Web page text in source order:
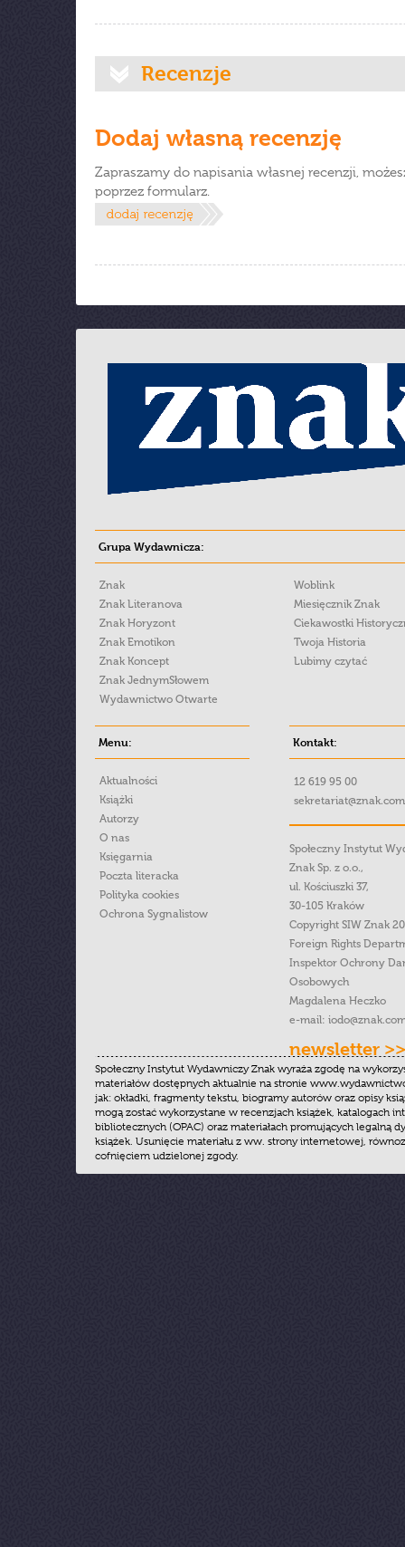
Recenzje
Dodaj własną recenzję
Zapraszamy do napisania własnej recenzji,
poprzez formularz.
Grupa Wydawnicza:
Znak
Znak Literanova
Znak Horyzont
Znak Emotikon
Znak Koncept
Znak JednymSłowem
Wydawnictwo Otwarte
Woblink
Miesięcznik Znak
Ciekawostki
Twoja Historia
Lubimy czytać
Menu:
Aktualności
Książki
Autorzy
O nas
Księgarnia
Poczta literacka
Polityka cookies
Ochrona Sygnalistow
Kontakt:
12 619 95 00
Społeczny Instytut
Znak Sp. z o.o.,
ul. Kościuszki 37,
30-105 Kraków
Copyright SIW Znak
Foreign Rights
Inspektor Ochrony
Osobowych
Magdalena Heczko
e-mail:
newsletter >>
Społeczny Instytut Wydawniczy Znak wyraża zgodę na
materiałów dostępnych aktualnie na stronie
jak: okładki, fragmenty tekstu, biogramy autorów oraz opisy
mogą zostać wykorzystane w recenzjach książek, katalogach
bibliotecznych (OPAC) oraz materiałach promujących legalną
książek. Usunięcie materiału z ww. strony internetowej,
cofnięciem udzielonej zgody.